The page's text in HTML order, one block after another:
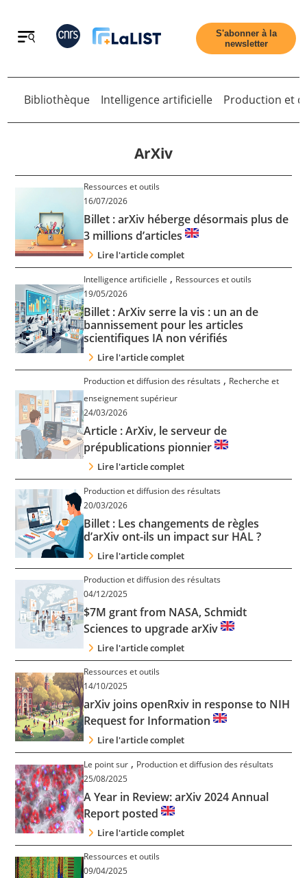
Retour
Tous les articles
Qui sommes nous ?
Contact
S'abonner à la
newsletter
Bibliothèque Intelligence artificielle Production et
ArXiv
Ressources et outils
16/07/2026
Billet : arXiv héberge désormais plus de
3 millions d’articles
Lire l'article complet
Intelligence artificielle , Ressources et outils
19/05/2026
Billet : ArXiv serre la vis : un an de
bannissement pour les articles
scientifiques IA non vérifiés
Lire l'article complet
Production et diffusion des résultats , Recherche et
enseignement supérieur
24/03/2026
Article : ArXiv, le serveur de
prépublications pionnier
Lire l'article complet
Production et diffusion des résultats
20/03/2026
Billet : Les changements de règles
d’arXiv ont-ils un impact sur HAL ?
Lire l'article complet
Production et diffusion des résultats
04/12/2025
$7M grant from NASA, Schmidt
Sciences to upgrade arXiv
Lire l'article complet
Ressources et outils
14/10/2025
arXiv joins openRxiv in response to NIH
Request for Information
Lire l'article complet
Le point sur , Production et diffusion des résultats
25/08/2025
A Year in Review: arXiv 2024 Annual
Report posted
Lire l'article complet
Ressources et outils
09/04/2025